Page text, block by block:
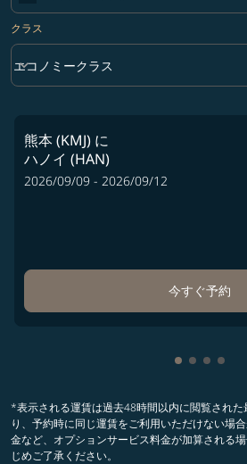
クラス
クラス option エコノミークラス Selected
エコノミークラス
keyboard_arrow_down
熊本 (KMJ) に
ハノイ (HAN)
2026/09/09 - 2026/09/12
今すぐ予約
Showing
*表示される運賃は過去48時間以内に閲覧された
り、予約時に同じ運賃をご利用いただけない場
金など、オプションサービス料金が加算される
じめご了承ください。